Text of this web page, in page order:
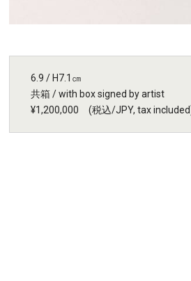
6.9 / H7.1㎝
共箱 / with box signed by artist
¥1,200,000 (税込/JPY, tax